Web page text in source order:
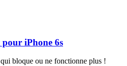
iPhone 6s
bloque ou ne fonctionne plus !